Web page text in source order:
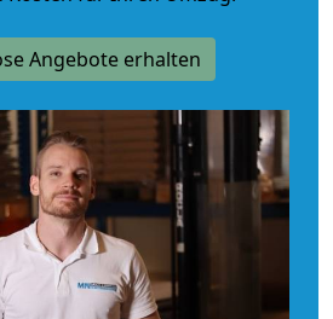
Angebote erhalten